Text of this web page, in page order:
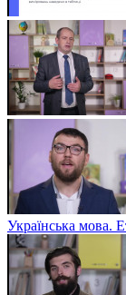
Українська мова.